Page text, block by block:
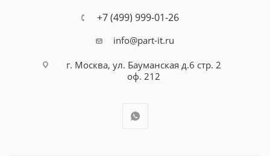
+7 (499) 999-01-26
info@part-it.ru
г. Москва, ул. Бауманская д.6 стр. 2
оф. 212